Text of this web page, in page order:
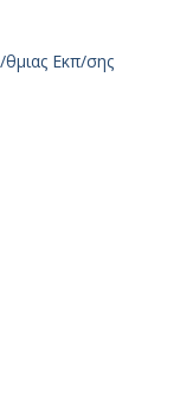
Εκπ/σης